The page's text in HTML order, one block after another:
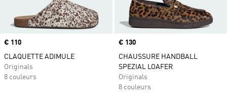
Prix
€ 110
CLAQUETTE ADIMULE
Originals
8 couleurs
Prix
€ 130
CHAUSSURE HANDBALL
SPEZIAL LOAFER
Originals
8 couleurs